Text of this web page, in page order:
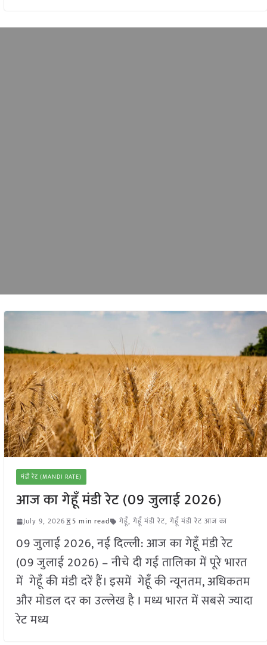
मंडी रेट (MANDI RATE)
आज का गेहूँ मंडी रेट (09 जुलाई 2026)
July 9, 2026 5 min read गेहूँ, गेहूँ मंडी रेट, गेहूँ मंडी रेट आज का
09 जुलाई 2026, नई दिल्ली: आज का गेहूँ मंडी रेट
(09 जुलाई 2026) – नीचे दी गई तालिका में पूरे भारत
में गेहूँ की मंडी दरें हैं। इसमें गेहूँ की न्यूनतम, अधिकतम
और मोडल दर का उल्लेख है I मध्य भारत में सबसे ज्यादा
रेट मध्य